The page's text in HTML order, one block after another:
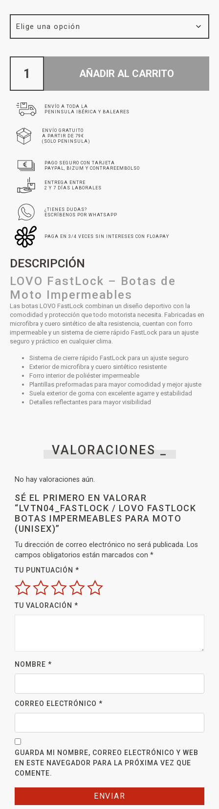
AÑADIR AL CARRITO
ENVÍO A TODA LA
PENINSULA IBÉRICA Y BALEARES
ENVÍO GRATUITO
A PARTIR DE 79€
(SOLO PENINSULA)
PAGO SEGURO CON TARJETA
PAYPAL, BIZUM Y CONTRAREEMBOLSO
ENTREGA ENTRE
2 Y 7 DÍAS LABORALES
¿TIENES DUDAS?
ESCRÍBENOS POR WHATSAPP
PAGA EN 3/4 VECES SIN INTERESES CON FLOAPAY
DESCRIPCIÓN
LOVO FastLock – Botas de
Moto Impermeables
Las botas LOVO FastLock combinan un diseño deportivo con la
comodidad y protección que todo motorista necesita. Fabricadas en
microfibra y cuero sintético de alta resistencia, cuentan con forro
impermeable y un sistema de cierre rápido FastLock para un ajuste
seguro y práctico en cualquier clima.
Sistema de cierre rápido FastLock para un ajuste seguro
Exterior de microfibra y cuero sintético resistente
Forro interior de poliéster impermeable
Plantillas preformadas para mayor comodidad y mejor ajuste
Suela exterior de goma con excelente agarre y estabilidad
Detalles reflectantes para mayor visibilidad
VALORACIONES _
No hay valoraciones aún.
SÉ EL PRIMERO EN VALORAR
“LVTN04_FASTLOCK / LOVO FASTLOCK
BOTAS IMPERMEABLES PARA MOTO
(UNISEX)”
Tu dirección de correo electrónico no será publicada. Los
campos obligatorios están marcados con *
TU PUNTUACIÓN *
TU VALORACIÓN *
NOMBRE *
CORREO ELECTRÓNICO *
GUARDA MI NOMBRE, CORREO ELECTRÓNICO Y WEB
EN ESTE NAVEGADOR PARA LA PRÓXIMA VEZ QUE
COMENTE.